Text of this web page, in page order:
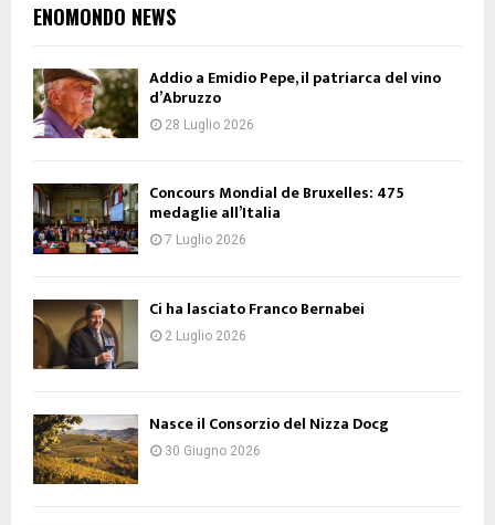
ENOMONDO NEWS
Addio a Emidio Pepe, il patriarca del vino
d’Abruzzo
28 Luglio 2026
Concours Mondial de Bruxelles: 475
medaglie all’Italia
7 Luglio 2026
Ci ha lasciato Franco Bernabei
2 Luglio 2026
Nasce il Consorzio del Nizza Docg
30 Giugno 2026